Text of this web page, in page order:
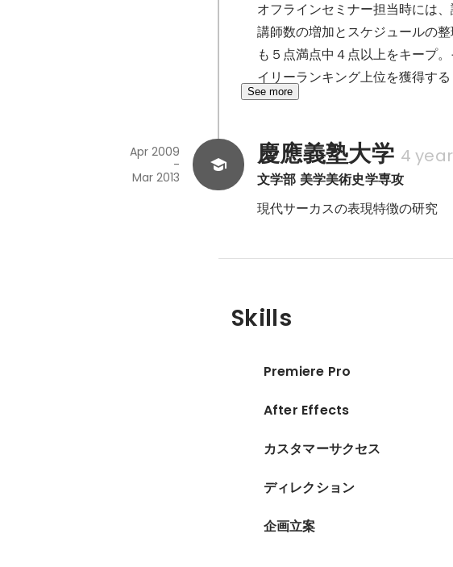
オフラインセミナー担当時には
講師数の増加とスケジュールの
も５点満点中４点以上をキープ
イリーランキング上位を獲得する
See more
慶應義塾大学 4
文学部 美学美術史学専攻
Apr 2009
-
Mar 2013
現代サーカスの表現特徴の研究
Skills
Premiere Pro
After Effects
カスタマーサクセス
ディレクション
企画立案